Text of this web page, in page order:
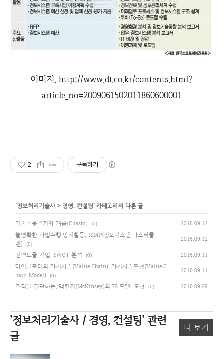
이미지, http://www.dt.co.kr/contents.html?
article_no=2009061502011860600001
2 구독하기
'정보처리기술사 >경영, 컨설팅' 카테고리의 다른 글
기술수용주기와 캐즘(Chasm) (0) 2016.09.12
불명확한 사업수행 방지활동, ISMP(정보시스템 마스터플
랜)
(0)
2016.09.12
전략도출 기법, SWOT 분석 (0) 2016.09.11
마이클포터의 가치사슬(Value Chain), 가치사슬모형(Value C
hain Model)
(0)
2016.09.11
조직을 진단하는, 맥킨지(McKinsey)의 7S 모델, 모형 (0) 2016.09.09
'정보처리기술사 / 경영, 컨설팅'관련
글
더 보기